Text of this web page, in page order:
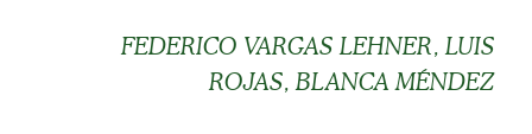
FEDERICO VARGAS LEHNER, LUIS
ROJAS, BLANCA MÉNDEZ